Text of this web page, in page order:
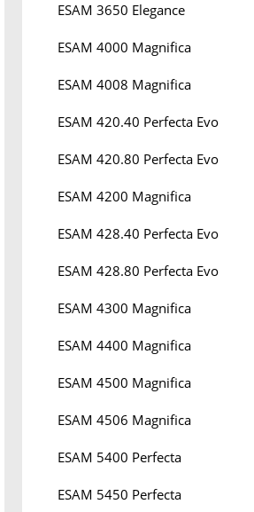
ESAM 3650 Elegance
ESAM 4000 Magnifica
ESAM 4008 Magnifica
ESAM 420.40 Perfecta Evo
ESAM 420.80 Perfecta Evo
ESAM 4200 Magnifica
ESAM 428.40 Perfecta Evo
ESAM 428.80 Perfecta Evo
ESAM 4300 Magnifica
ESAM 4400 Magnifica
ESAM 4500 Magnifica
ESAM 4506 Magnifica
ESAM 5400 Perfecta
ESAM 5450 Perfecta